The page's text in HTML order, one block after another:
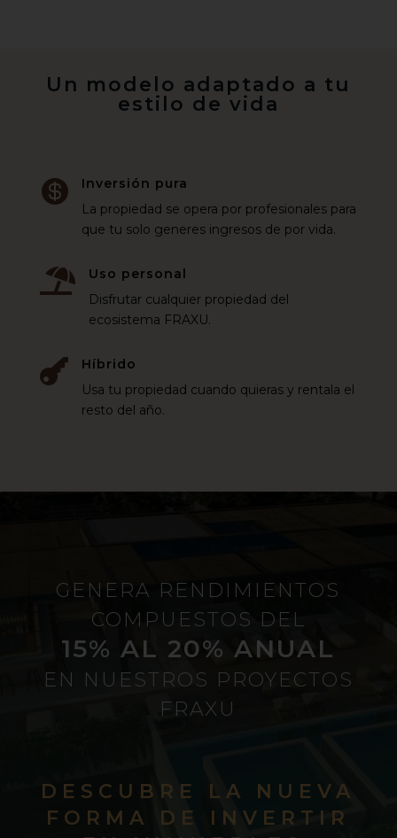
Un modelo adaptado a tu
estilo de vida

Inversión pura
La propiedad se opera por profesionales para
que tu solo generes ingresos de por vida.

Uso personal
Disfrutar cualquier propiedad del
ecosistema FRAXU.

Híbrido
Usa tu propiedad cuando quieras y rentala el
resto del año.
GENERA RENDIMIENTOS
COMPUESTOS DEL
15% AL 20% ANUAL
EN NUESTROS PROYECTOS
FRAXU
DESCUBRE LA NUEVA
FORMA DE INVERTIR